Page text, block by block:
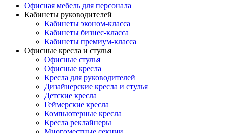
Офисная мебель для персонала
Кабинеты руководителей
Кабинеты эконом-класса
Кабинеты бизнес-класса
Кабинеты премиум-класса
Офисные кресла и стулья
Офисные стулья
Офисные кресла
Кресла для руководителей
Дизайнерские кресла и стулья
Детские кресла
Геймерские кресла
Компьютерные кресла
Кресла реклайнеры